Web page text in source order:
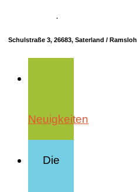
·
Schulstraße 3, 26683, Saterland / Ramsloh
Neuigkeiten
Die